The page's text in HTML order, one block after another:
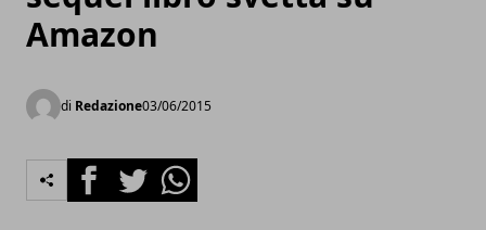
Amazon
di Redazione03/06/2015
FacebookTwitterWhatsapp